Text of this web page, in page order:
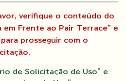
verifique o conteúdo do
em Frente ao Pair Terrace" e
prosseguir com o
de Solicitação de Uso" e